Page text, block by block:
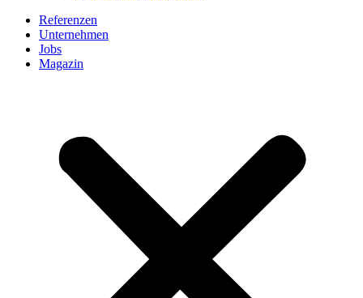
Referenzen
Unternehmen
Jobs
Magazin